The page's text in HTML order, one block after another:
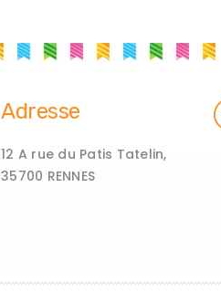
Adresse
12 A rue du Patis Tatelin,
35700 RENNES